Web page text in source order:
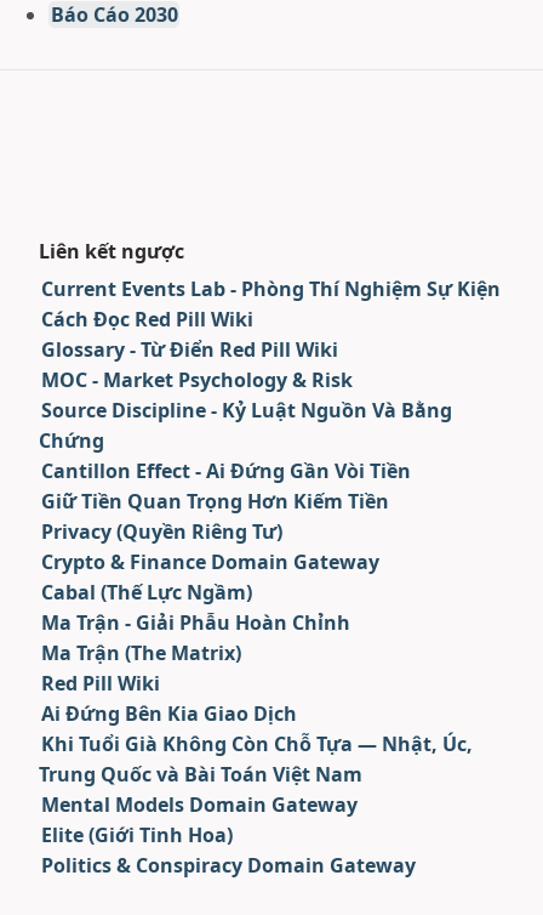
Báo Cáo 2030
Liên kết ngược
Current Events Lab - Phòng Thí Nghiệm Sự Kiện
Cách Đọc Red Pill Wiki
Glossary - Từ Điển Red Pill Wiki
MOC - Market Psychology & Risk
Source Discipline - Kỷ Luật Nguồn Và Bằng
Chứng
Cantillon Effect - Ai Đứng Gần Vòi Tiền
Giữ Tiền Quan Trọng Hơn Kiếm Tiền
Privacy (Quyền Riêng Tư)
Crypto & Finance Domain Gateway
Cabal (Thế Lực Ngầm)
Ma Trận - Giải Phẫu Hoàn Chỉnh
Ma Trận (The Matrix)
Red Pill Wiki
Ai Đứng Bên Kia Giao Dịch
Khi Tuổi Già Không Còn Chỗ Tựa — Nhật, Úc,
Trung Quốc và Bài Toán Việt Nam
Mental Models Domain Gateway
Elite (Giới Tinh Hoa)
Politics & Conspiracy Domain Gateway